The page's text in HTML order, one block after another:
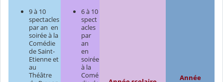
9 à 10
spectacles
par an en
soirée à la
Comédie
de Saint-
Etienne et
au
Théâtre
6 à 10
spect
acles
par
an
en
soirée
à la
Comé
Année